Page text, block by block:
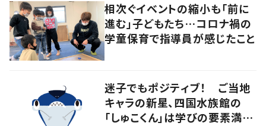
相次ぐイベントの縮小も「前に
進む」子どもたち…コロナ禍の
学童保育で指導員が感じたこと
迷子でもポジティブ！ ご当地
キャラの新星、四国水族館の
「しゅこくん」は学びの要素満載